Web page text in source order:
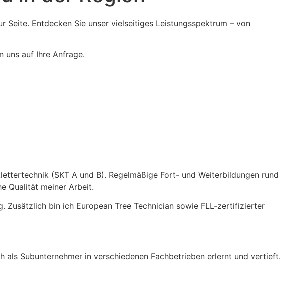
Seite. Entdecken Sie unser vielseitiges Leistungsspektrum – von
uns auf Ihre Anfrage.
(SKT A und B). Regelmäßige Fort- und Weiterbildungen rund
Qualität meiner Arbeit.
Zusätzlich bin ich European Tree Technician sowie FLL-zertifizierter
Subunternehmer in verschiedenen Fachbetrieben erlernt und vertieft.